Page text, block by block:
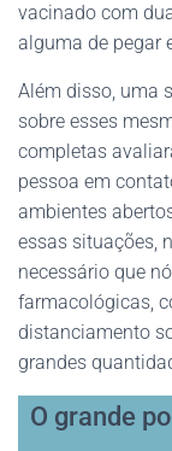
vacinado com
alguma de pegar
Além disso, uma
sobre esses
completas
pessoa em
ambientes
essas situações,
necessário que
farmacológicas,
distanciamento
grandes
O grande